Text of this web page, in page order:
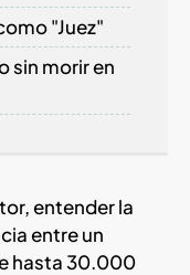
"Juez"
sin morir en
entender la
entre un
hasta 30.000